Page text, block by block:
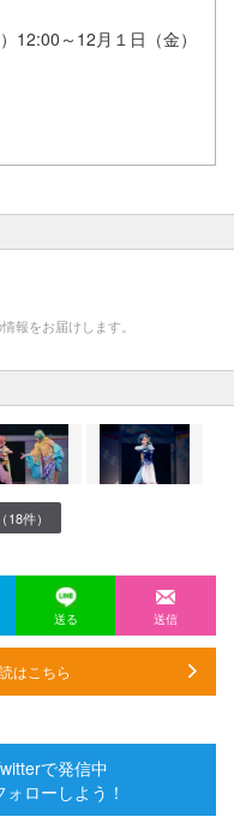
12:00～12月１日（金）
報をお届けします。
件）
送る 送信
はこちら
で発信中
ローしよう！